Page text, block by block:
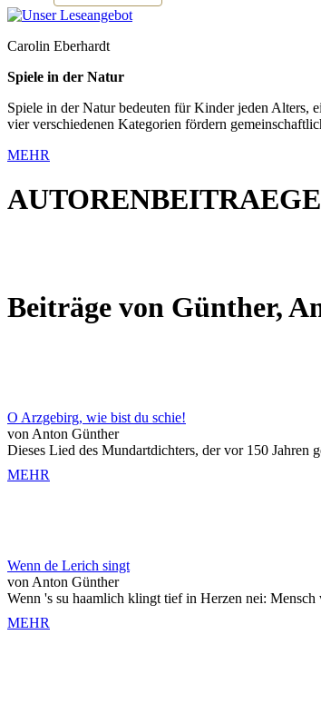
Carolin Eberhardt
Spiele in der Natur
Spiele in der Natur bedeuten für Kinder jeden Alters,
vier verschiedenen Kategorien fördern
MEHR
AUTORENBEITRAEGE
Beiträge von Günther,
O Arzgebirg, wie bist du schie!
von Anton Günther
Dieses Lied des Mundartdichters, der vor 150 Jahren
MEHR
Wenn de Lerich singt
von Anton Günther
Wenn 's su haamlich klingt tief in Herzen nei: Mensch
MEHR